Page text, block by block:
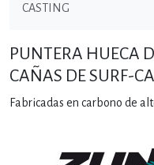
CASTING
PUNTERA HUECA
CAÑAS DE SURF-
Fabricadas en carbono de